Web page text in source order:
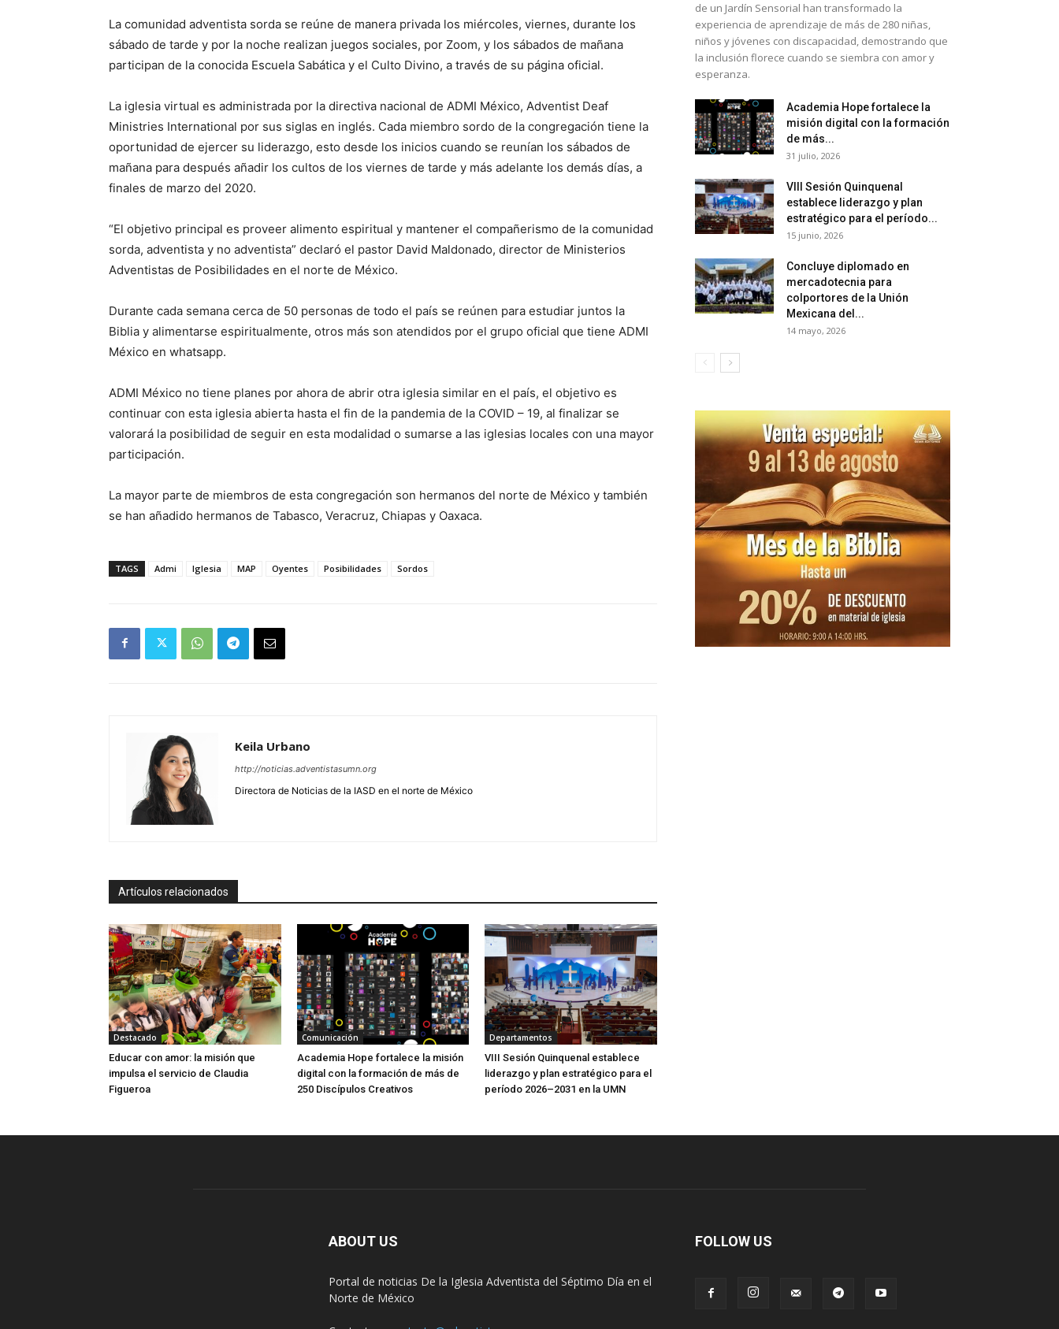
La comunidad adventista sorda se reúne de manera privada los miércoles, viernes, durante los
sábado de tarde y por la noche realizan juegos sociales, por Zoom, y los sábados de mañana
participan de la conocida Escuela Sabática y el Culto Divino, a través de su página oficial.
La iglesia virtual es administrada por la directiva nacional de ADMI México, Adventist Deaf
Ministries International por sus siglas en inglés. Cada miembro sordo de la congregación tiene la
oportunidad de ejercer su liderazgo, esto desde los inicios cuando se reunían los sábados de
mañana para después añadir los cultos de los viernes de tarde y más adelante los demás días, a
finales de marzo del 2020.
“El objetivo principal es proveer alimento espiritual y mantener el compañerismo de la comunidad
sorda, adventista y no adventista” declaró el pastor David Maldonado, director de Ministerios
Adventistas de Posibilidades en el norte de México.
Durante cada semana cerca de 50 personas de todo el país se reúnen para estudiar juntos la
Biblia y alimentarse espiritualmente, otros más son atendidos por el grupo oficial que tiene ADMI
México en whatsapp.
ADMI México no tiene planes por ahora de abrir otra iglesia similar en el país, el objetivo es
continuar con esta iglesia abierta hasta el fin de la pandemia de la COVID – 19, al finalizar se
valorará la posibilidad de seguir en esta modalidad o sumarse a las iglesias locales con una mayor
participación.
La mayor parte de miembros de esta congregación son hermanos del norte de México y también
se han añadido hermanos de Tabasco, Veracruz, Chiapas y Oaxaca.
TAGS Admi Iglesia MAP Oyentes Posibilidades Sordos
Keila Urbano
http://noticias.adventistasumn.org
Directora de Noticias de la IASD en el norte de México
Artículos relacionados
Destacado
Educar con amor: la misión que
impulsa el servicio de Claudia
Figueroa
Comunicación
Academia Hope fortalece la misión
digital con la formación de más de
250 Discípulos Creativos
Departamentos
VIII Sesión Quinquenal establece
liderazgo y plan estratégico para el
período 2026–2031 en la UMN
de un Jardín Sensorial han transformado la
experiencia de aprendizaje de más de 280 niñas,
niños y jóvenes con discapacidad, demostrando que
la inclusión florece cuando se siembra con amor y
esperanza.
Academia Hope fortalece la
misión digital con la formación
de más...
31 julio, 2026
VIII Sesión Quinquenal
establece liderazgo y plan
estratégico para el período...
15 junio, 2026
Concluye diplomado en
mercadotecnia para
colportores de la Unión
Mexicana del...
14 mayo, 2026
ABOUT US
Portal de noticias De la Iglesia Adventista del Séptimo Día en el
Norte de México
FOLLOW US